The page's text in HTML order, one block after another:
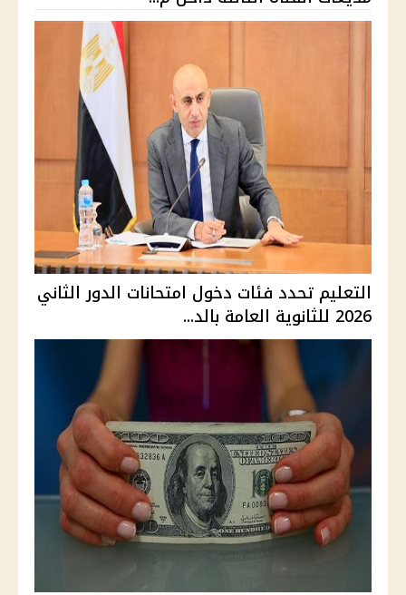
التعليم تحدد فئات دخول امتحانات الدور الثاني
2026 للثانوية العامة بالد...